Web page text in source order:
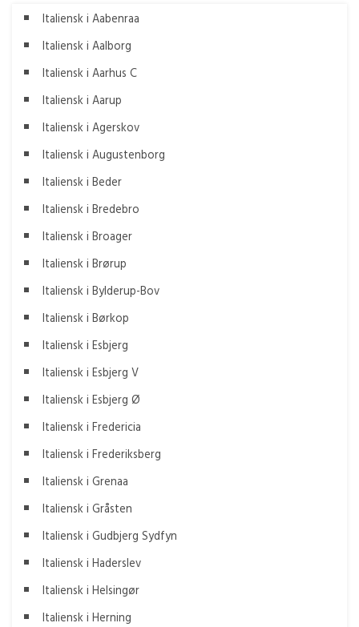
Italiensk i Aabenraa
Italiensk i Aalborg
Italiensk i Aarhus C
Italiensk i Aarup
Italiensk i Agerskov
Italiensk i Augustenborg
Italiensk i Beder
Italiensk i Bredebro
Italiensk i Broager
Italiensk i Brørup
Italiensk i Bylderup-Bov
Italiensk i Børkop
Italiensk i Esbjerg
Italiensk i Esbjerg V
Italiensk i Esbjerg Ø
Italiensk i Fredericia
Italiensk i Frederiksberg
Italiensk i Grenaa
Italiensk i Gråsten
Italiensk i Gudbjerg Sydfyn
Italiensk i Haderslev
Italiensk i Helsingør
Italiensk i Herning